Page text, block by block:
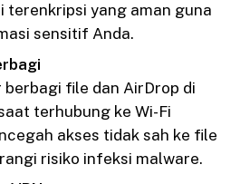
terenkripsi yang aman guna
sensitif Anda.
file dan AirDrop di
terhubung ke Wi-Fi
akses tidak sah ke file
risiko infeksi malware.